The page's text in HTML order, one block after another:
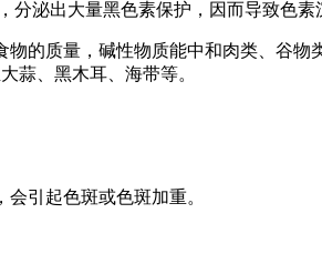
泌出大量黑色素保护，因而导致色素
物的质量，碱性物质能中和肉类、谷物
蒜、黑木耳、海带等。
引起色斑或色斑加重。